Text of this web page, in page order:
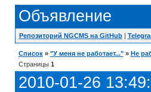
Объявление
Репозиторий NGCMS на GitHub|
Список » "У меня не работает..." » Не
Страницы 1
2010-01-26